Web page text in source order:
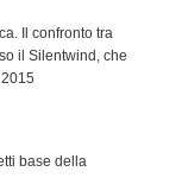
Il confronto tra
il Silentwind, che
base della